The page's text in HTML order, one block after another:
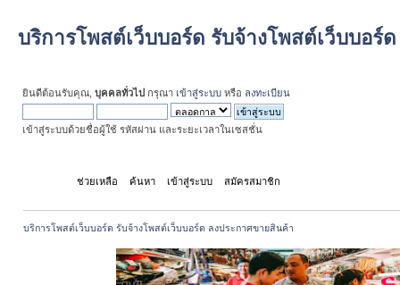
บริการโพสต์เว็บบอร์ด รับจ้างโพสต์เว็บบอร์
ยินดีต้อนรับคุณ, บุคคลทั่วไป กรุณา เข้าสู่ระบบ หรือ ลงทะเบียน
เข้าสู่ระบบด้วยชื่อผู้ใช้ รหัสผ่าน และระยะเวลาในเซสชั่น
ช่วยเหลือ ค้นหา เข้าสู่ระบบ สมัครสมาชิก
บริการโพสต์เว็บบอร์ด รับจ้างโพสต์เว็บบอร์ด ลงประกาศขายสินค้า